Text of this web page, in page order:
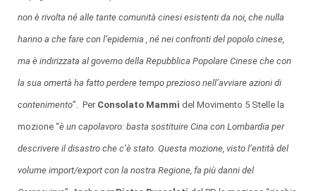
non è rivolta né alle tante comunità cinesi esistenti da noi, che nulla
hanno a che fare con l’epidemia , né nei confronti del popolo cinese,
ma è indirizzata al governo della Repubblica Popolare Cinese che con
la sua omertà ha fatto perdere tempo prezioso nell’avviare azioni di
contenimento”. Per Consolato Mammì del Movimento 5 Stelle la
mozione “è un capolavoro: basta sostituire Cina con Lombardia per
descrivere il disastro che c’è stato. Questa mozione, visto l’entità del
volume import/export con la nostra Regione, fa più danni del